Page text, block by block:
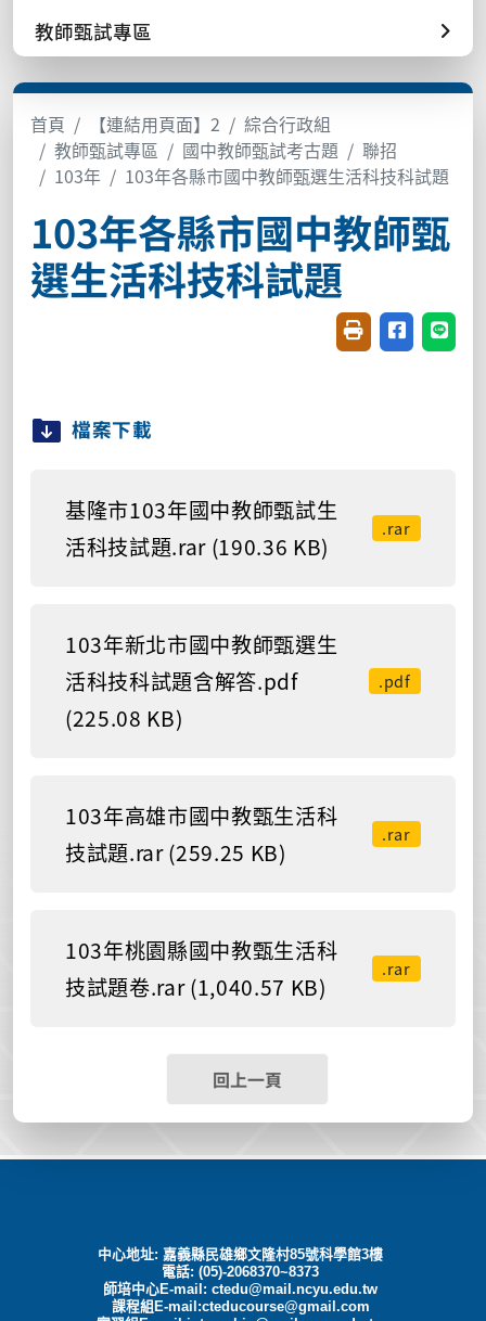
教師甄試專區
首頁 【連結用頁面】2
綜合行政組
教師甄試專區
國中教師甄試考古題
聯招
103年
103年各縣市國中教師甄選生活科技科試題
103年各縣市國中教師甄
選生活科技科試題
友善列印(開新視
分享至臉書
分享
檔案下載
基隆市103年國中教師甄試生
活科技試題.rar (190.36 KB)
.rar
103年新北市國中教師甄選生
活科技科試題含解答.pdf
(225.08 KB)
.pdf
103年高雄市國中教甄生活科
技試題.rar (259.25 KB)
.rar
103年桃園縣國中教甄生活科
技試題卷.rar (1,040.57 KB)
.rar
回上一頁
中心地址: 嘉義縣民雄鄉文隆村85號科學館3樓
電話: (05)-2068370~8373
師培中心E-mail:ctedu@mail.ncyu.edu.tw
課程組E-mail:cteducourse@gmail.com